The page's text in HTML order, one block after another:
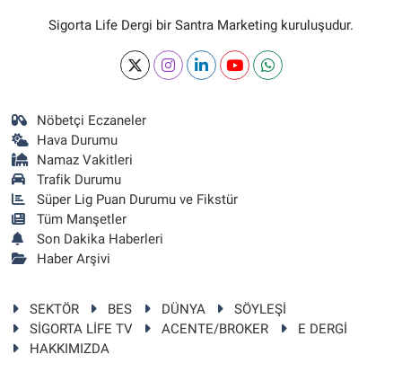
Sigorta Life Dergi bir Santra Marketing kuruluşudur.
Nöbetçi Eczaneler
Hava Durumu
Namaz Vakitleri
Trafik Durumu
Süper Lig Puan Durumu ve Fikstür
Tüm Manşetler
Son Dakika Haberleri
Haber Arşivi
SEKTÖR BES DÜNYA
SÖYLEŞİ
SİGORTA LİFE TV
ACENTE/BROKER
E DERGİ
HAKKIMIZDA